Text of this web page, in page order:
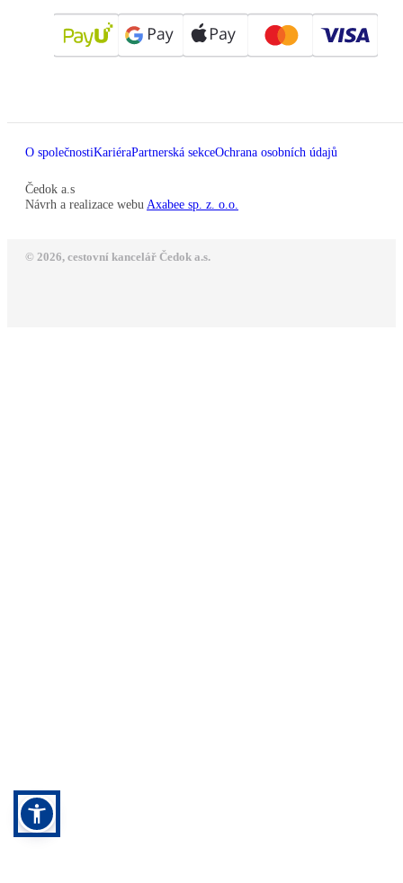
O společnostiKariéraPartnerská sekceOchrana osobních údajů
Čedok a.s
Návrh a realizace webu Axabee sp. z. o.o.
© 2026, cestovní kancelář Čedok a.s.